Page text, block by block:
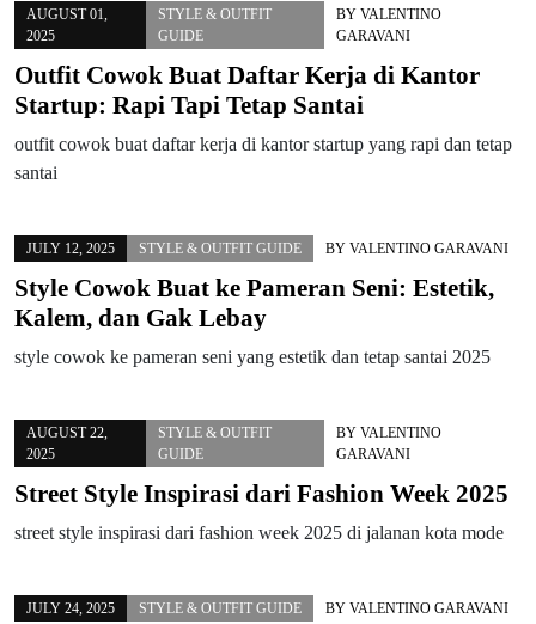
AUGUST 01,
2025
STYLE & OUTFIT
GUIDE
BY VALENTINO
GARAVANI
Outfit Cowok Buat Daftar Kerja di Kantor
Startup: Rapi Tapi Tetap Santai
outfit cowok buat daftar kerja di kantor startup yang rapi dan tetap
santai
JULY 12, 2025 STYLE & OUTFIT GUIDE BY VALENTINO GARAVANI
Style Cowok Buat ke Pameran Seni: Estetik,
Kalem, dan Gak Lebay
style cowok ke pameran seni yang estetik dan tetap santai 2025
AUGUST 22,
2025
STYLE & OUTFIT
GUIDE
BY VALENTINO
GARAVANI
Street Style Inspirasi dari Fashion Week 2025
street style inspirasi dari fashion week 2025 di jalanan kota mode
JULY 24, 2025 STYLE & OUTFIT GUIDE BY VALENTINO GARAVANI